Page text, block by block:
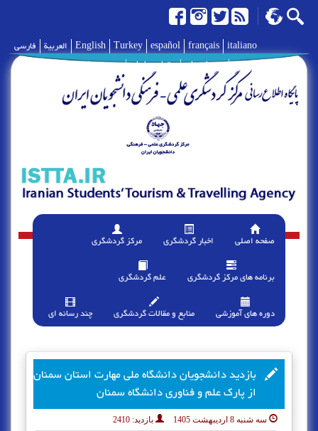
فارسی العربية English Turkey español français italiano
درباره ما | تماس با ما | پیوند ها |
صفحه اصلی اخبار گردشگری مرکز گردشگری
برنامه های مرکز گردشگری علم گردشگری
دوره های آموزشی منابع و مقالات گردشگری چند رسانه ای
بازدید دانشجویان دانشگاه ملی مهارت استان سمنان
از پارک علم و فناوری دانشگاه سمنان
سه شنبه 8 اردیبهشت 1405 بازدید: 2410